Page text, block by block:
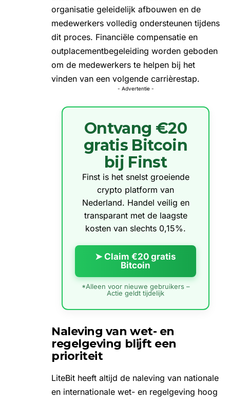
organisatie geleidelijk afbouwen en de
medewerkers volledig ondersteunen tijdens
dit proces. Financiële compensatie en
outplacementbegeleiding worden geboden
om de medewerkers te helpen bij het
vinden van een volgende carrièrestap.
- Advertentie -
Ontvang €20
gratis Bitcoin
bij Finst
Finst is het snelst groeiende
crypto platform van
Nederland. Handel veilig en
transparant met de laagste
kosten van slechts 0,15%.
➤ Claim €20 gratis
Bitcoin
*Alleen voor nieuwe gebruikers –
Actie geldt tijdelijk
Naleving van wet- en
regelgeving blijft een
prioriteit
LiteBit heeft altijd de naleving van nationale
en internationale wet- en regelgeving hoog